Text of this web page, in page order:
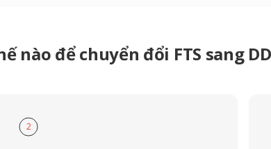
nào để chuyển đổi FTS sang
2